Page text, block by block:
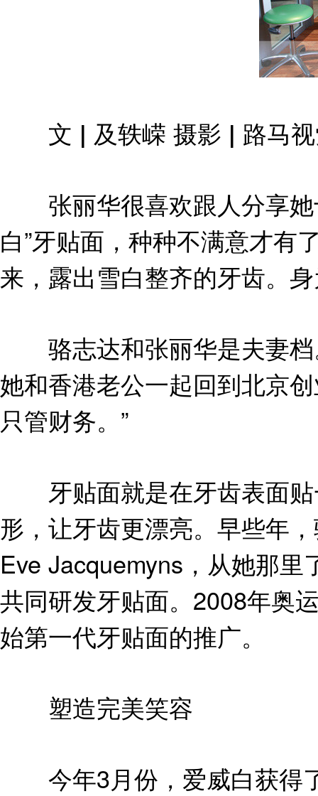
文 | 及轶嵘 摄影 | 路马
张丽华很喜欢跟人分享她
白”牙贴面，种种不满意才有
来，露出雪白整齐的牙齿。
骆志达和张丽华是夫妻档
她和香港老公一起回到北京
只管财务。”
牙贴面就是在牙齿表面贴
形，让牙齿更漂亮。早些年
Eve Jacquemyns，从她那
共同研发牙贴面。2008年奥
始第一代牙贴面的推广。
塑造完美笑容
今年3月份，爱威白获得